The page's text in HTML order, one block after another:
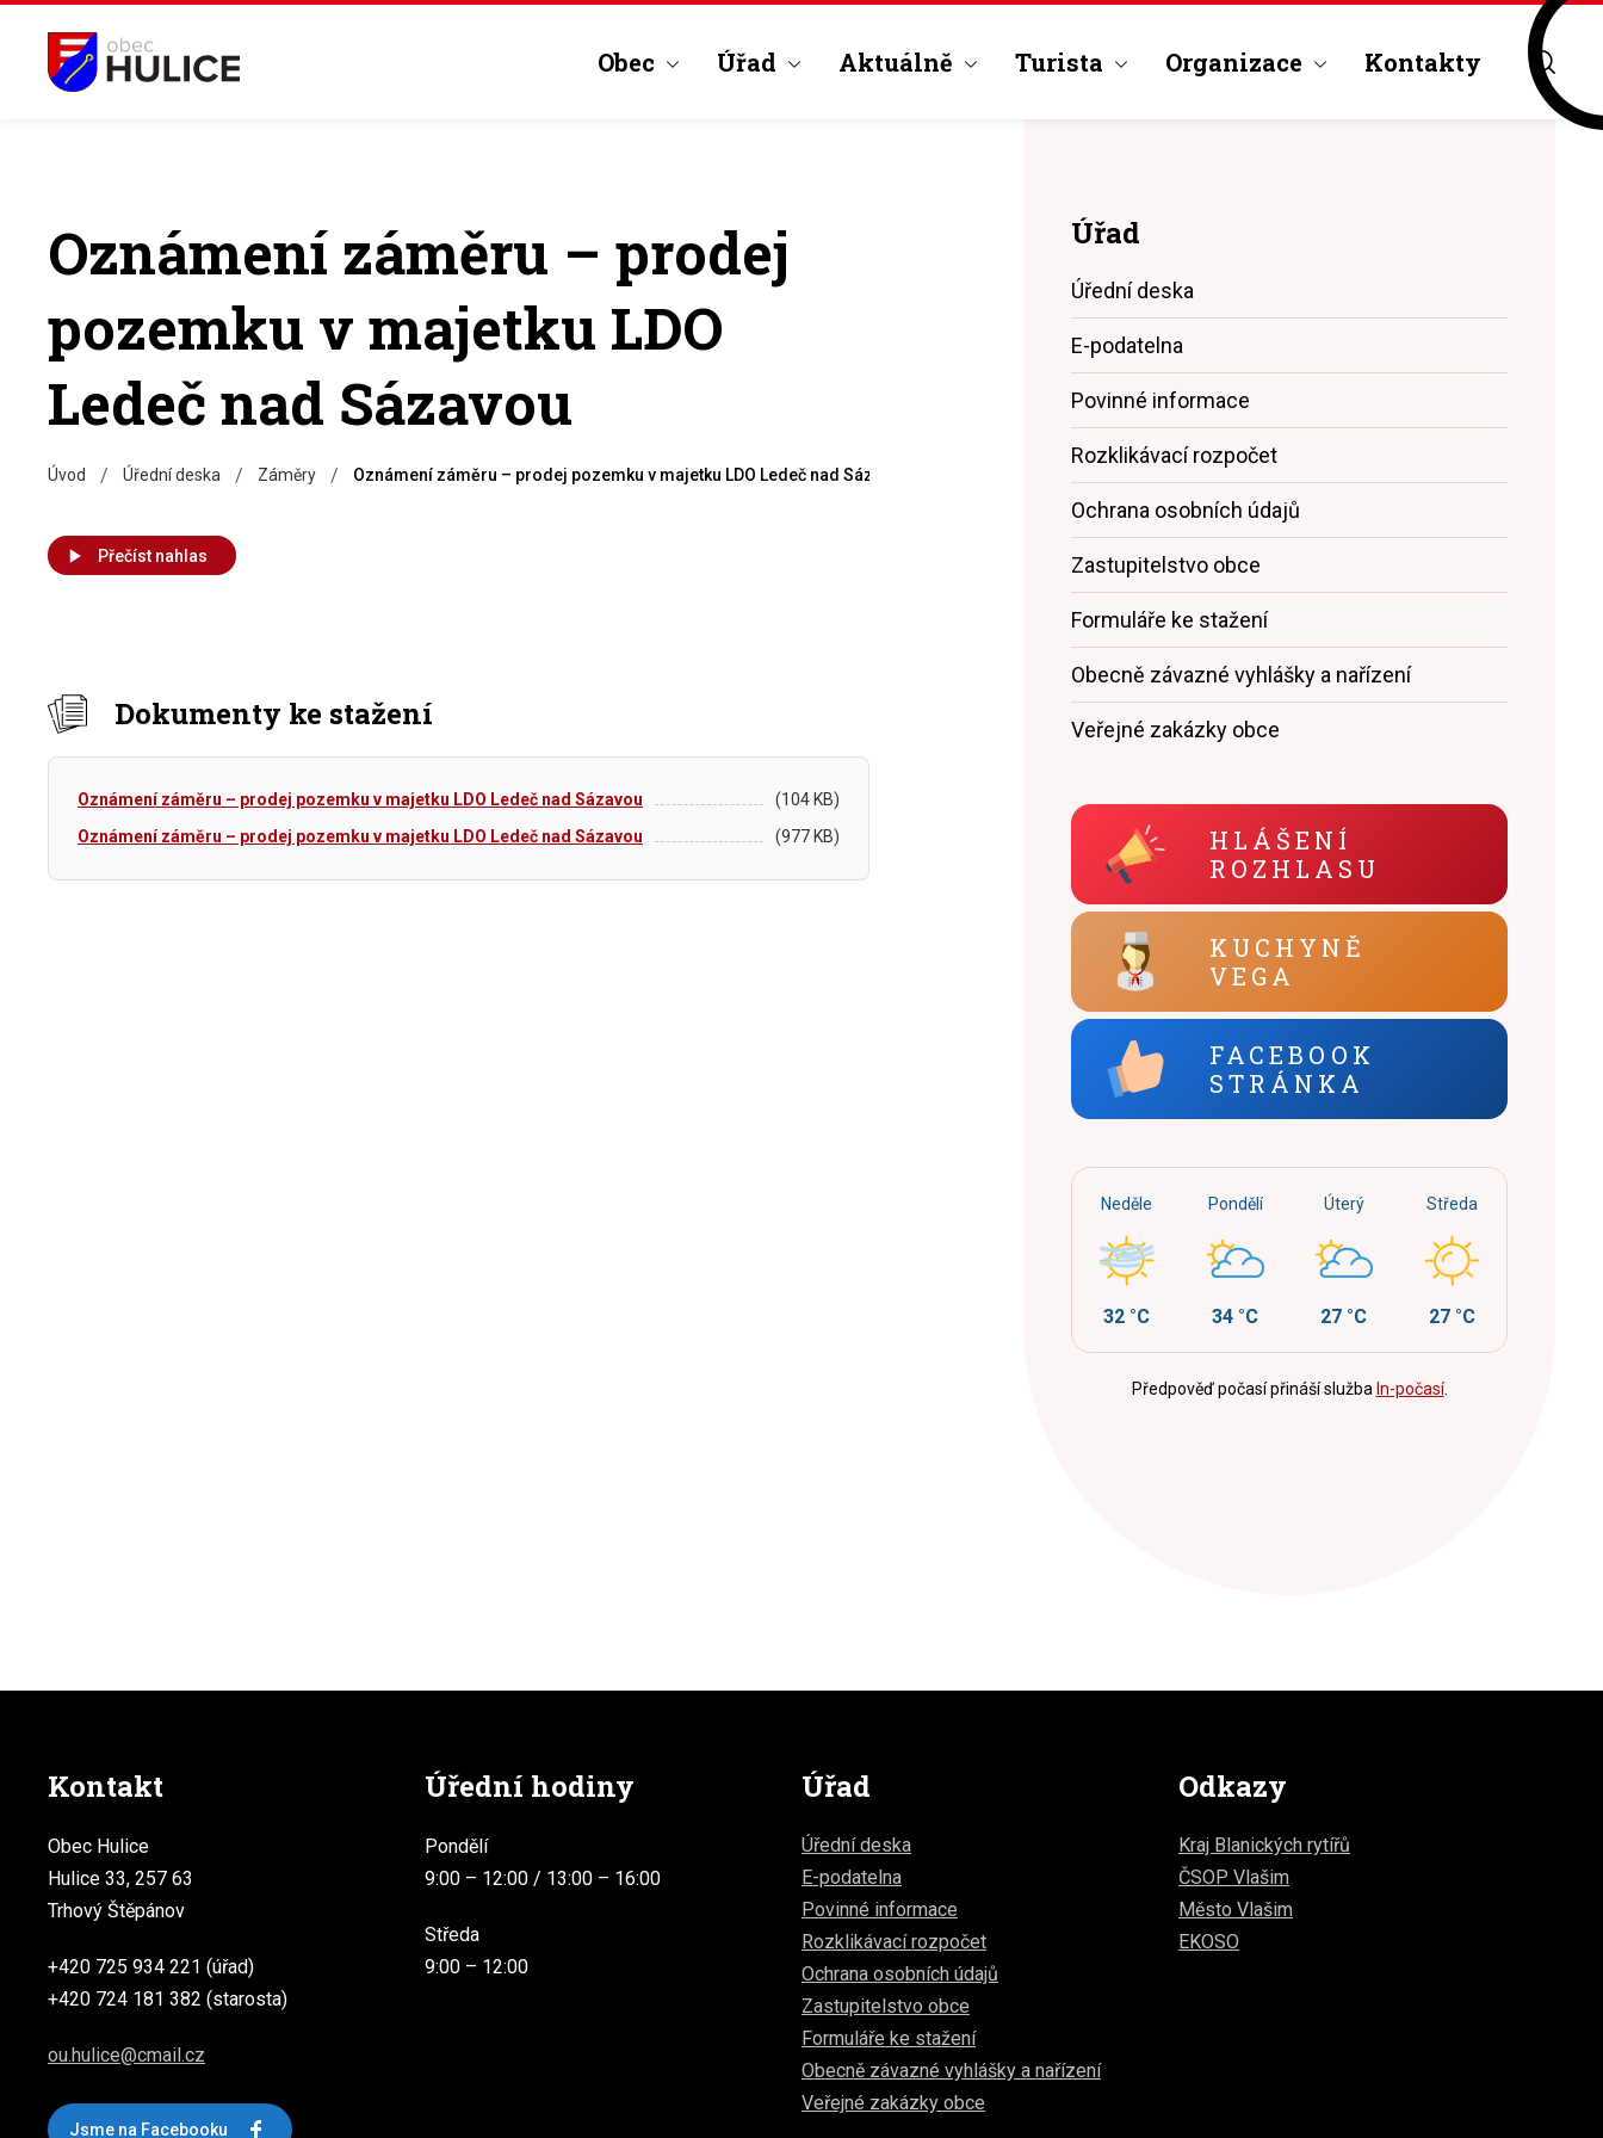
Obec Úřad Aktuálně Turista Organizace Kontakty
Oznámení záměru – prodej
pozemku v majetku LDO
Ledeč nad Sázavou
Úvod / Úřední deska / Záměry / Oznámení záměru – prodej pozemku v majetku LDO Ledeč nad Sázavou
Přečíst nahlas
Dokumenty ke stažení
Oznámení záměru – prodej pozemku v majetku LDO Ledeč nad Sázavou
(104 KB)
Oznámení záměru – prodej pozemku v majetku LDO Ledeč nad Sázavou
(977 KB)
Úřad
Úřední deska
E-podatelna
Povinné informace
Rozklikávací rozpočet
Ochrana osobních údajů
Zastupitelstvo obce
Formuláře ke stažení
Obecně závazné vyhlášky a nařízení
Veřejné zakázky obce
HLÁŠENÍ
ROZHLASU
KUCHYNĚ
VEGA
FACEBOOK
STRÁNKA
Neděle
32 °C
Pondělí
34 °C
Úterý
27 °C
Středa
27 °C
Předpověď počasí přináší služba In-počasí.
Kontakt
Obec Hulice
Hulice 33, 257 63
Trhový Štěpánov
+420 725 934 221 (úřad)
+420 724 181 382 (starosta)
ou.hulice@cmail.cz
Jsme na Facebooku
Úřední hodiny
Pondělí
9:00 – 12:00 / 13:00 – 16:00
Středa
9:00 – 12:00
Úřad
Úřední deska
E-podatelna
Povinné informace
Rozklikávací rozpočet
Ochrana osobních údajů
Zastupitelstvo obce
Formuláře ke stažení
Obecně závazné vyhlášky a nařízení
Veřejné zakázky obce
Odkazy
Kraj Blanických rytířů
ČSOP Vlašim
Město Vlašim
EKOSO